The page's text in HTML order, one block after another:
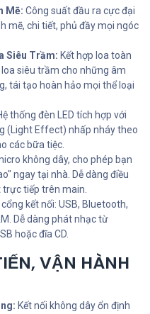
Mẽ: Công suất đầu ra cực đại
mẽ, chi tiết, phủ đầy mọi ngóc
Siêu Trầm: Kết hợp loa toàn
siêu trầm cho những âm
tái tạo hoàn hảo mọi thể loại
thống đèn LED tích hợp với
(Light Effect) nhấp nháy theo
các bữa tiệc.
không dây, cho phép bạn
ngay tại nhà. Dễ dàng điều
tiếp trên main.
kết nối: USB, Bluetooth,
Dễ dàng phát nhạc từ
hoặc đĩa CD.
VẬN HÀNH
Kết nối không dây ổn định